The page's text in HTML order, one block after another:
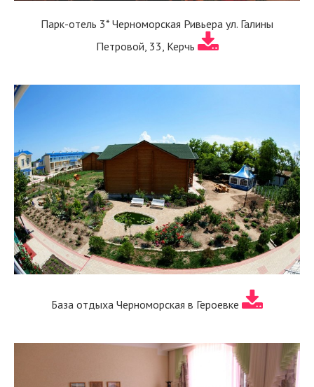
Парк-отель 3* Черноморская Ривьера ул. Галины
Петровой, 33, Керчь
База отдыха Черноморская в Героевке